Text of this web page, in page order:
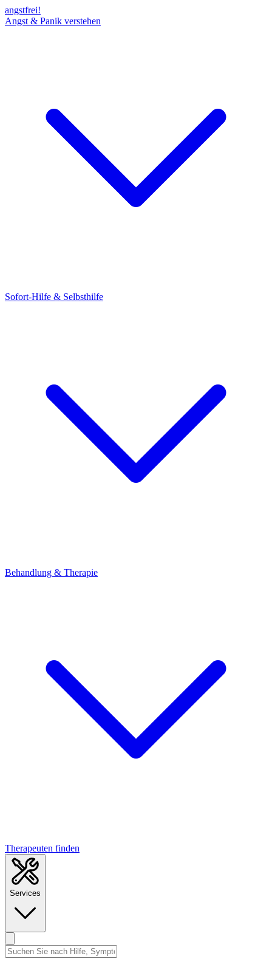
angstfrei!
Angst & Panik verstehen
Sofort-Hilfe & Selbsthilfe
Behandlung & Therapie
Therapeuten finden
Services